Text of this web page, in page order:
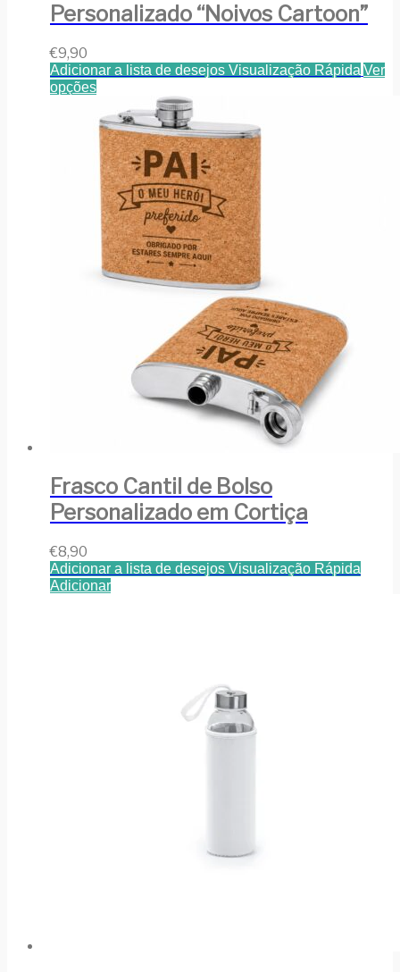
Personalizado “Noivos Cartoon”
€9,90
Adicionar a lista de desejos Visualização Rápida Ver
opções
Frasco Cantil de Bolso
Personalizado em Cortiça
€8,90
Adicionar a lista de desejos Visualização Rápida
Adicionar